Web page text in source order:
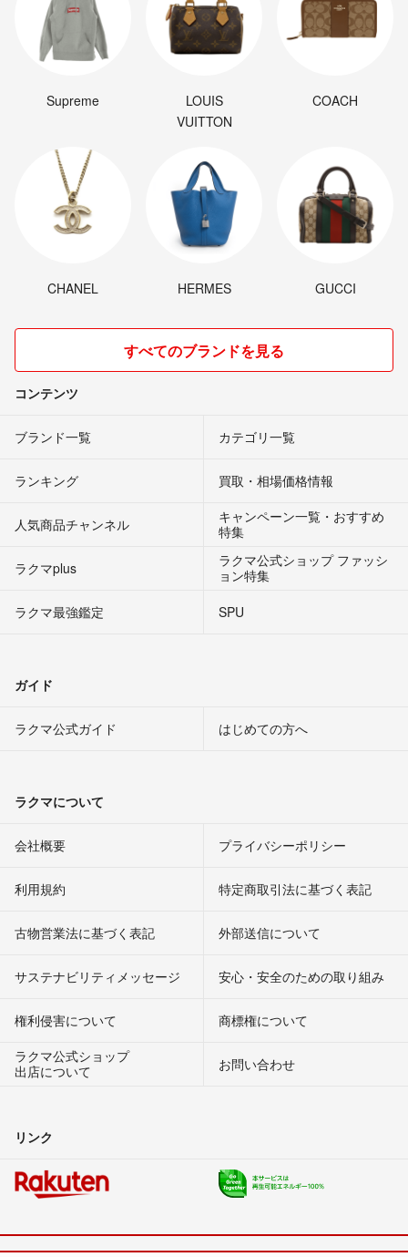
Supreme
LOUIS
VUITTON
COACH
CHANEL HERMES GUCCI
すべてのブランドを見る
コンテンツ
ブランド一覧 カテゴリ一覧
ランキング 買取・相場価格情報
人気商品チャンネル
キャンペーン一覧・おすすめ
特集
ラクマplus
ラクマ公式ショップ ファッシ
ョン特集
ラクマ最強鑑定
SPU
ガイド
ラクマ公式ガイド はじめての方へ
ラクマについて
会社概要 プライバシーポリシー
利用規約 特定商取引法に基づく表記
古物営業法に基づく表記 外部送信について
サステナビリティメッセージ 安心・安全のための取り組み
権利侵害について
商標権について
ラクマ公式ショップ
出店について
お問い合わせ
リンク